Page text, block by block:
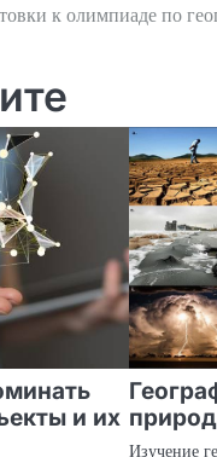
к олимпиаде по
и их
Изучение